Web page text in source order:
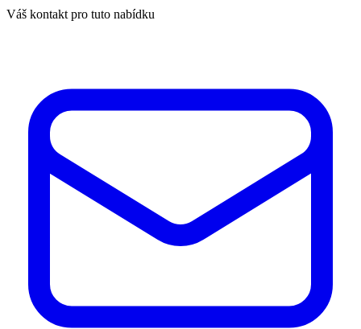
Váš kontakt pro tuto nabídku